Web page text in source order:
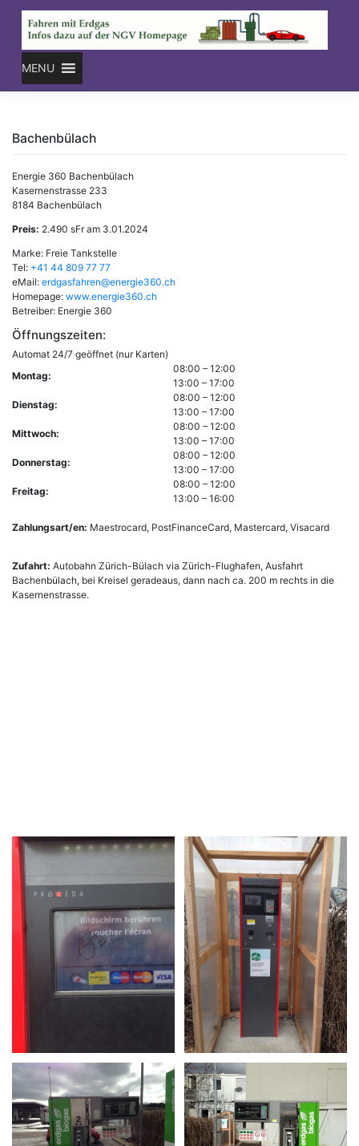
content
MENU
Bachenbülach
Energie 360 Bachenbülach
Kasernenstrasse 233
8184 Bachenbülach
Preis: 2.490 sFr am 3.01.2024
Marke: Freie Tankstelle
Tel: +41 44 809 77 77
eMail: erdgasfahren@energie360.ch
Homepage: www.energie360.ch
Betreiber: Energie 360
Öffnungszeiten:
Automat 24/7 geöffnet (nur Karten)
Montag:
08:00 – 12:00
13:00 – 17:00
Dienstag:
08:00 – 12:00
13:00 – 17:00
Mittwoch:
08:00 – 12:00
13:00 – 17:00
Donnerstag:
08:00 – 12:00
13:00 – 17:00
Freitag:
08:00 – 12:00
13:00 – 16:00
Zahlungsart/en: Maestrocard, PostFinanceCard, Mastercard, Visacard
Zufahrt: Autobahn Zürich-Bülach via Zürich-Flughafen, Ausfahrt
Bachenbülach, bei Kreisel geradeaus, dann nach ca. 200 m rechts in die
Kasernenstrasse.